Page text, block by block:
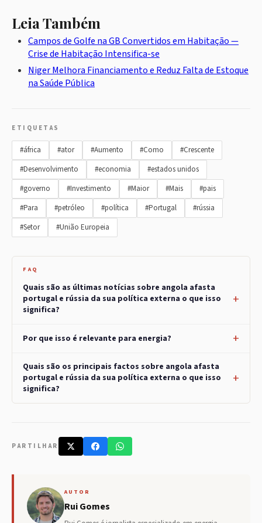
Leia Também
Campos de Golfe na GB Convertidos em Habitação —
Crise de Habitação Intensifica-se
Niger Melhora Financiamento e Reduz Falta de Estoque
na Saúde Pública
ETIQUETAS
#áfrica #ator #Aumento #Como
#Crescente
#Desenvolvimento
#economia
#estados unidos
#governo
#Investimento #Maior #Mais
#pais
#Para
#petróleo #política #Portugal
#rússia
#Setor
#União Europeia
FAQ
Quais são as últimas notícias sobre angola afasta
portugal e rússia da sua política externa o que isso
significa?
Por que isso é relevante para energia?
Quais são os principais factos sobre angola afasta
portugal e rússia da sua política externa o que isso
significa?
PARTILHAR
AUTOR
Rui Gomes